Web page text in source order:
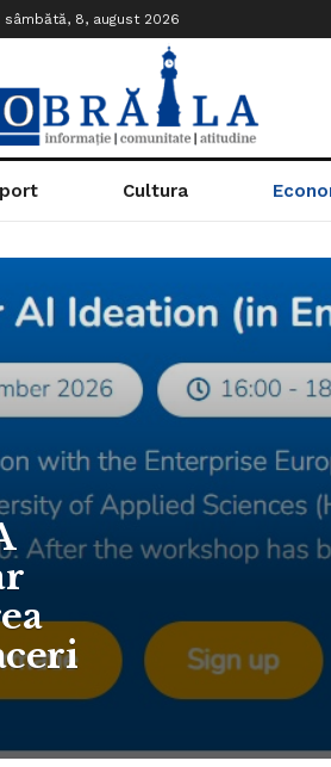
sâmbătă, 8, august 2026
Cultura